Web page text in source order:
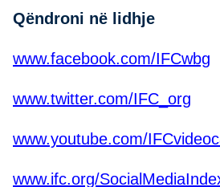
Qëndroni në lidhje
www.facebook.com/IFCwbg
www.twitter.com/IFC_org
www.youtube.com/
www.ifc.org/